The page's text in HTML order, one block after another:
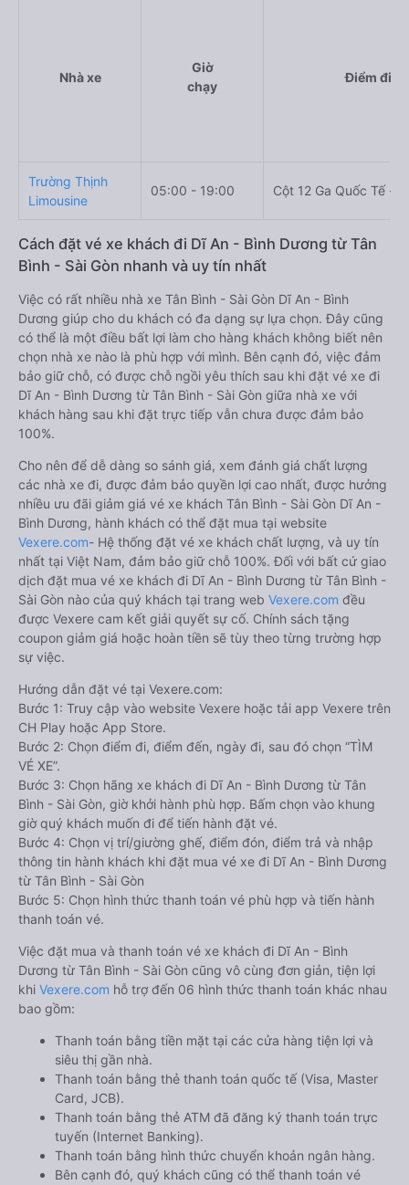
Nhà xe
Giờ
chạy
Điểm đi
Trường Thịnh
Limousine
05:00 - 19:00 Cột 12 Ga Quốc Tế -
Cách đặt vé xe khách đi Dĩ An - Bình Dương từ Tân
Bình - Sài Gòn nhanh và uy tín nhất
Việc có rất nhiều nhà xe Tân Bình - Sài Gòn Dĩ An - Bình
Dương giúp cho du khách có đa dạng sự lựa chọn. Đây cũng
có thể là một điều bất lợi làm cho hàng khách không biết nên
chọn nhà xe nào là phù hợp với mình. Bên cạnh đó, việc đảm
bảo giữ chỗ, có được chỗ ngồi yêu thích sau khi đặt vé xe đi
Dĩ An - Bình Dương từ Tân Bình - Sài Gòn giữa nhà xe với
khách hàng sau khi đặt trực tiếp vẫn chưa được đảm bảo
100%.
Cho nên để dễ dàng so sánh giá, xem đánh giá chất lượng
các nhà xe đi, được đảm bảo quyền lợi cao nhất, được hưởng
nhiều ưu đãi giảm giá vé xe khách Tân Bình - Sài Gòn Dĩ An -
Bình Dương, hành khách có thể đặt mua tại website
Vexere.com- Hệ thống đặt vé xe khách chất lượng, và uy tín
nhất tại Việt Nam, đảm bảo giữ chỗ 100%. Đối với bất cứ giao
dịch đặt mua vé xe khách đi Dĩ An - Bình Dương từ Tân Bình -
Sài Gòn nào của quý khách tại trang web Vexere.com đều
được Vexere cam kết giải quyết sự cố. Chính sách tặng
coupon giảm giá hoặc hoàn tiền sẽ tùy theo từng trường hợp
sự việc.
Hướng dẫn đặt vé tại Vexere.com:
Bước 1: Truy cập vào website Vexere hoặc tải app Vexere trên
CH Play hoặc App Store.
Bước 2: Chọn điểm đi, điểm đến, ngày đi, sau đó chọn “TÌM
VÉ XE”.
Bước 3: Chọn hãng xe khách đi Dĩ An - Bình Dương từ Tân
Bình - Sài Gòn, giờ khởi hành phù hợp. Bấm chọn vào khung
giờ quý khách muốn đi để tiến hành đặt vé.
Bước 4: Chọn vị trí/giường ghế, điểm đón, điểm trả và nhập
thông tin hành khách khi đặt mua vé xe đi Dĩ An - Bình Dương
từ Tân Bình - Sài Gòn
Bước 5: Chọn hình thức thanh toán vé phù hợp và tiến hành
thanh toán vé.
Việc đặt mua và thanh toán vé xe khách đi Dĩ An - Bình
Dương từ Tân Bình - Sài Gòn cũng vô cùng đơn giản, tiện lợi
khi Vexere.com hỗ trợ đến 06 hình thức thanh toán khác nhau
bao gồm:
Thanh toán bằng tiền mặt tại các cửa hàng tiện lợi và
siêu thị gần nhà.
Thanh toán bằng thẻ thanh toán quốc tế (Visa, Master
Card, JCB).
Thanh toán bằng thẻ ATM đã đăng ký thanh toán trực
tuyến (Internet Banking).
Thanh toán bằng hình thức chuyển khoản ngân hàng.
Bên cạnh đó, quý khách cũng có thể thanh toán vé